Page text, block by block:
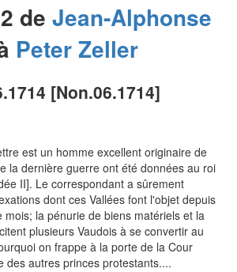
de Jean-Alphonse
PeterZeller
[Non.06.1714]
est un homme excellent originaire de
la dernière guerre ont été données au roi
II]. Le correspondant a sûrement
dont ces Vallées font l'objet depuis
mois; la pénurie de biens matériels et la
plusieurs Vaudois à se convertir au
on frappe à la porte de la Cour
des autres princes protestants....